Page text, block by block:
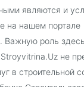
являются и
на нашем портале
Важную роль здесь
не
в строительной